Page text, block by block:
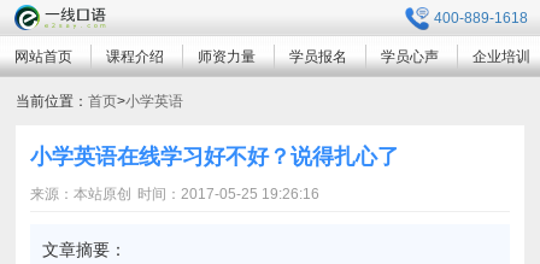
400-889-1618
网站首页 课程介绍 师资力量 学员报名 学员心声 企业培训
当前位置：首页>小学英语
小学英语在线学习好不好？说得扎心了
来源：本站原创 时间：2017-05-25 19:26:16
文章摘要：